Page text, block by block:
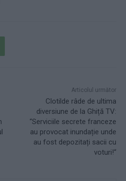
Articolul următor
Clotilde râde de ultima
diversiune de la Ghiță TV:
“Serviciile secrete franceze
au provocat inundație unde
au fost depozitați sacii cu
voturi!“